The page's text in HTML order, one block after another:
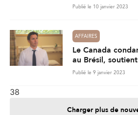
Publié le 10 janvier 2023
AFFAIRES
Le Canada
au Brésil,
Publié le 9 janvier 2023
38
Charger plus de